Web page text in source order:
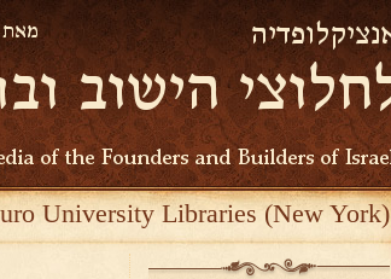
University Libraries (New York)